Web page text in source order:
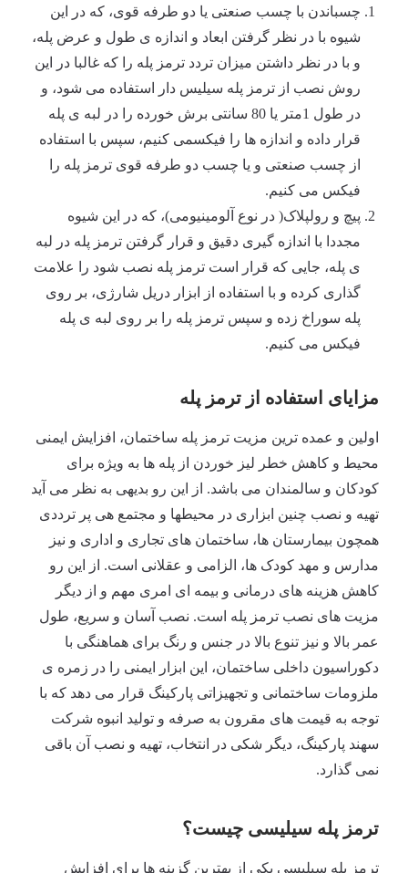
چسباندن با چسب صنعتی یا دو طرفه قوی، که در این
شیوه با در نظر گرفتن ابعاد و اندازه ی طول و عرض پله،
و با در نظر داشتن میزان تردد ترمز پله را که غالبا در این
روش نصب از ترمز پله سیلیس دار استفاده می شود، و
در طول 1متر یا 80 سانتی برش خورده را در لبه ی پله
قرار داده و اندازه ها را فیکسمی کنیم، سپس با استفاده
از چسب صنعتی و یا چسب دو طرفه قوی ترمز پله را
فیکس می کنیم.
پیچ و رولپلاک( در نوع آلومینیومی)، که در این شیوه
مجددا با اندازه گیری دقیق و قرار گرفتن ترمز پله در لبه
ی پله، جایی که قرار است ترمز پله نصب شود را علامت
گذاری کرده و با استفاده از ابزار دریل شارژی، بر روی
پله سوراخ زده و سپس ترمز پله را بر روی لبه ی پله
فیکس می کنیم.
مزایای استفاده از ترمز پله
اولین و عمده ترین مزیت ترمز پله ساختمان، افزایش ایمنی
محیط و کاهش خطر لیز خوردن از پله ها به ویژه برای
کودکان و سالمندان می باشد. از این رو بدیهی به نظر می آید
تهیه و نصب چنین ابزاری در محیطها و مجتمع هی پر ترددی
همچون بیمارستان ها، ساختمان های تجاری و اداری و نیز
مدارس و مهد کودک ها، الزامی و عقلانی است. از این رو
کاهش هزینه های درمانی و بیمه ای امری مهم و از دیگر
مزیت های نصب ترمز پله است. نصب آسان و سریع، طول
عمر بالا و نیز تنوع بالا در جنس و رنگ برای هماهنگی با
دکوراسیون داخلی ساختمان، این ابزار ایمنی را در زمره ی
ملزومات ساختمانی و تجهیزاتی پارکینگ قرار می دهد که با
توجه به قیمت های مقرون به صرفه و تولید انبوه شرکت
سهند پارکینگ، دیگر شکی در انتخاب، تهیه و نصب آن باقی
نمی گذارد.
ترمز پله سیلیسی چیست؟
ترمز پله سیلیسی یکی از بهترین گزینه ها برای افزایش